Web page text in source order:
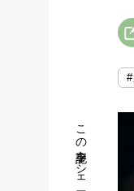
この記事をシェア